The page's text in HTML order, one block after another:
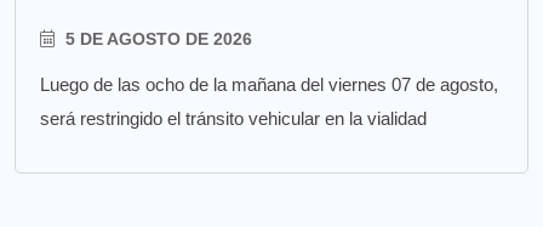
5 DE AGOSTO DE 2026
Luego de las ocho de la mañana del viernes 07 de agosto,
será restringido el tránsito vehicular en la vialidad